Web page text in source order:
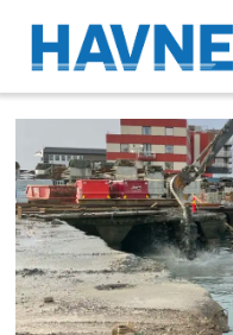
Tag:
consto
anlegg